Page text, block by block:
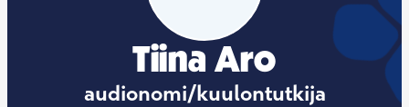
Tiina Aro
audionomi/kuulontutkija